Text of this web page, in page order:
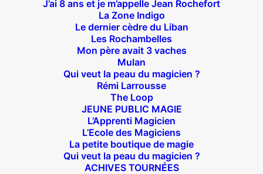
J’ai 8 ans et je m’appelle Jean Rochefort
La Zone Indigo
Le dernier cèdre du Liban
Les Rochambelles
Mon père avait 3 vaches
Mulan
Qui veut la peau du magicien ?
Rémi Larrousse
The Loop
JEUNE PUBLIC MAGIE
L’Apprenti Magicien
L’Ecole des Magiciens
La petite boutique de magie
Qui veut la peau du magicien ?
ACHIVES TOURNÉES
Joffrin / Simplon – Loc :01 42 62 35 00
À l’affiche
Big Mother
La Zone Indigo
Le goût de la framboise
Fin, fin et fin
The Loop